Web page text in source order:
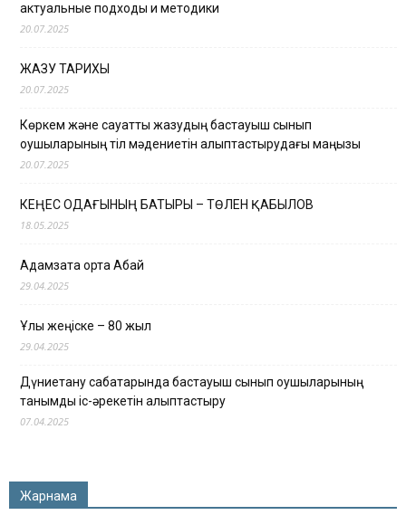
актуальные подходы и методики
20.07.2025
ЖАЗУ ТАРИХЫ
20.07.2025
Көркем және сауатты жазудың бастауыш сынып
оқушыларының тіл мәдениетін қалыптастырудағы маңызы
20.07.2025
КЕҢЕС ОДАҒЫНЫҢ БАТЫРЫ – ТӨЛЕН ҚАБЫЛОВ
18.05.2025
Адамзатқа ортақ Абай
29.04.2025
Ұлы жеңіске – 80 жыл
29.04.2025
Дүниетану сабақтарында бастауыш сынып оқушыларының
танымдық іс-әрекетін қалыптастыру
07.04.2025
Жарнама